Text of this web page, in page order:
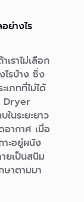
ย่างไร
ราไม่เลือก
ไรบ้าง ซึ่ง
ภทที่ไม่ได้
Dryer
นระยะยาว
อากาศ เมื่อ
าะอยู่ผนัง
ายเป็นสนิม
ษาตามมา